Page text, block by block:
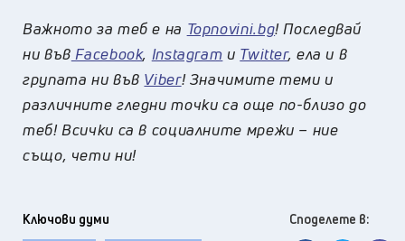
Важното за теб е на Topnovini.bg! Последвай
ни във Facebook, Instagram и Twitter, ела и в
групата ни във Viber! Значимите теми и
различните гледни точки са още по-близо до
теб! Всички са в социалните мрежи – ние
също, чети ни!
Ключови думи Споделете в: